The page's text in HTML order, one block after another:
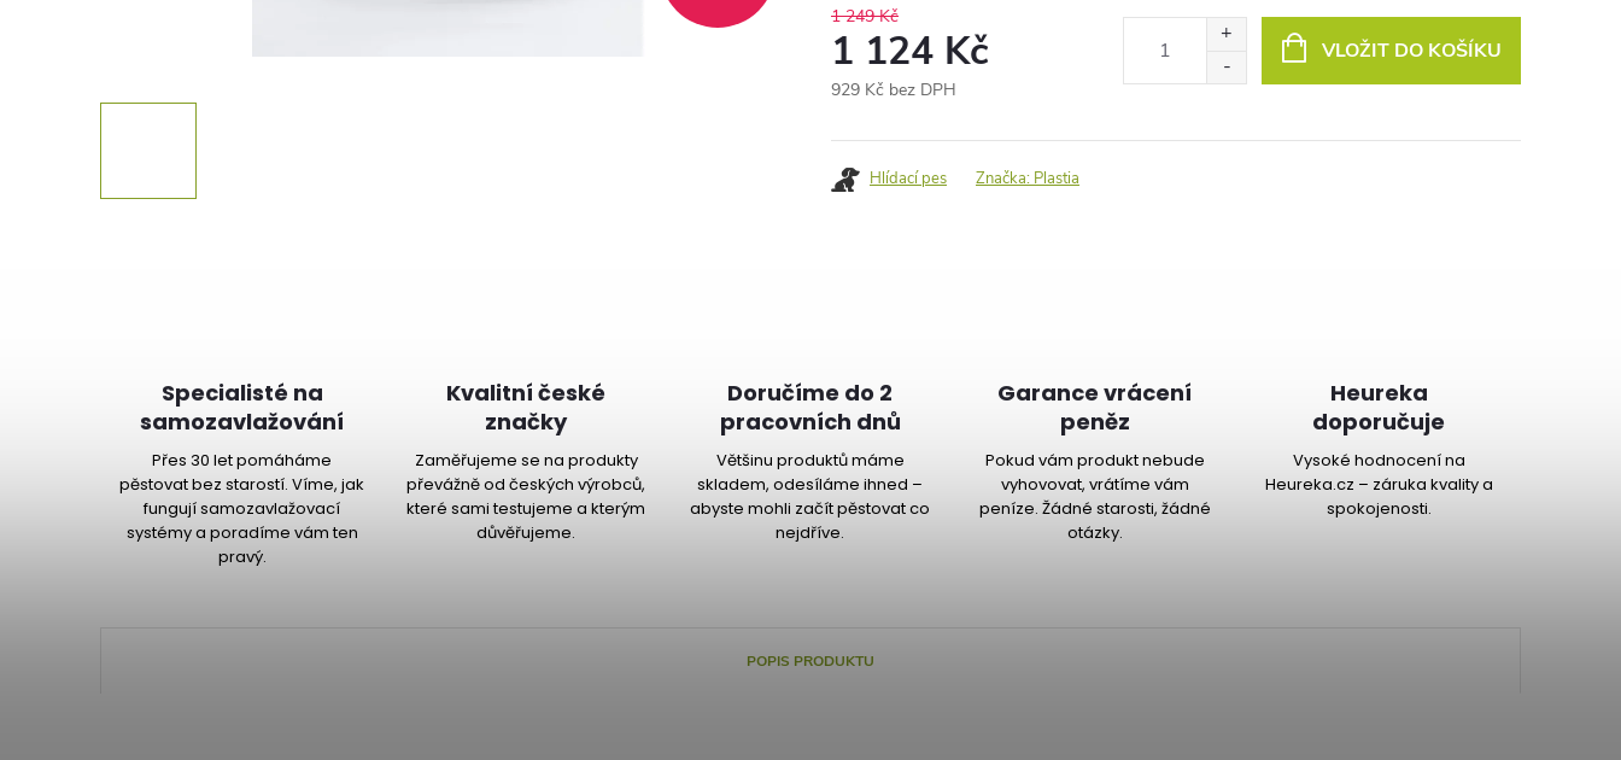
1 249 Kč
1 124 Kč
929 Kč bez DPH
cena:
VLOŽIT DO KOŠÍKU
Hlídací pes Značka: Plastia
Specialisté na
samozavlažování
Přes 30 let pomáháme
pěstovat bez starostí. Víme, jak
fungují samozavlažovací
systémy a poradíme vám ten
pravý.
Kvalitní české
značky
Zaměřujeme se na produkty
převážně od českých výrobců,
které sami testujeme a kterým
důvěřujeme.
Doručíme do 2
pracovních dnů
Většinu produktů máme
skladem, odesíláme ihned –
abyste mohli začít pěstovat co
nejdříve.
Garance vrácení
peněz
Pokud vám produkt nebude
vyhovovat, vrátíme vám
peníze. Žádné starosti, žádné
otázky.
Heureka
doporučuje
Vysoké hodnocení na
Heureka.cz – záruka kvality a
spokojenosti.
POPIS PRODUKTU